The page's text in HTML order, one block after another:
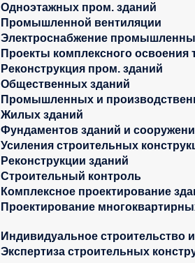
Одноэтажных пром. зданий
Промышленной вентиляции
Электроснабжение
Проекты комплексного освоения
Реконструкция пром. зданий
Общественных зданий
Промышленных и
Жилых зданий
Фундаментов зданий и
Усиления строительных
Реконструкции зданий
Строительный контроль
Комплексное проектирование
Проектирование
Индивидуальное строительство
Экспертиза строительных